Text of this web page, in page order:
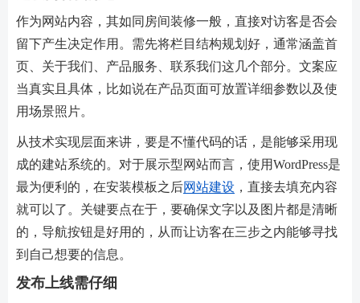
作为网站内容，其如同房间装修一般，直接对访客是否会
留下产生决定作用。需先将栏目结构规划好，通常涵盖首
页、关于我们、产品服务、联系我们这几个部分。文案应
当真实且具体，比如说在产品页面可放置详细参数以及使
用场景照片。
从技术实现层面来讲，要是不懂代码的话，是能够采用现
成的建站系统的。对于展示型网站而言，使用WordPress是
最为便利的，在安装模板之后网站建设 ，直接去填充内容
就可以了。关键要点在于，要确保文字以及图片都是清晰
的，导航按钮是好用的，从而让访客在三步之内能够寻找
到自己想要的信息。
发布上线需仔细